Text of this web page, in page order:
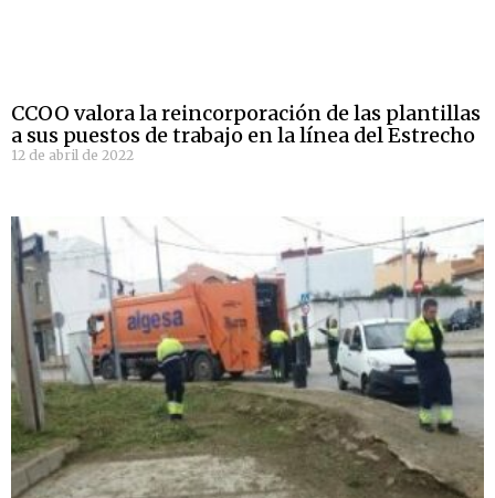
CCOO valora la reincorporación de las plantillas
a sus puestos de trabajo en la línea del Estrecho
12 de abril de 2022